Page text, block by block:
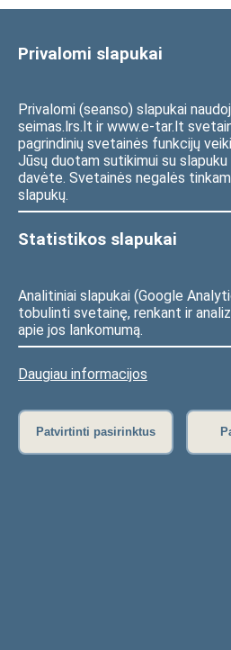
Privalomi slapukai
Privalomi (seanso) slapukai
seimas.lrs.lt ir www.e-tar.lt
pagrindinių svetainės funkcijų
Jūsų duotam sutikimui su
davėte. Svetainės negalės
slapukų.
Statistikos slapukai
Analitiniai slapukai (Google
tobulinti svetainę, renkant ir
apie jos lankomumą.
Daugiau informacijos
Patvirtinti pasirinktus
Seimo
Pradžia>Seimo
Seimo
Stenograma
Garso įrašas